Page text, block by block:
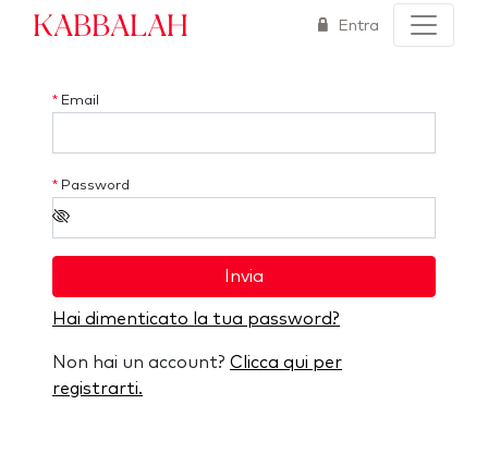
Kabbalah Entra
* Email
* Password
Invia
Hai dimenticato la tua password?
Non hai un account? Clicca qui per
registrarti.